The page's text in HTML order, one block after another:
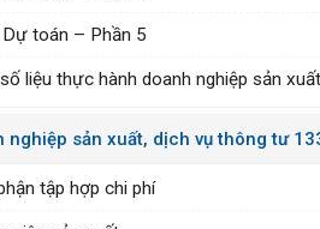
toán – Phần 5
liệu thực hành doanh nghiệp sản xuất
nghiệp sản xuất, dịch vụ thông tư
tập hợp chi phí